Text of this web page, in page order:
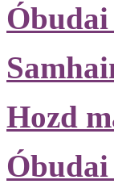
Hozd
Óbudai